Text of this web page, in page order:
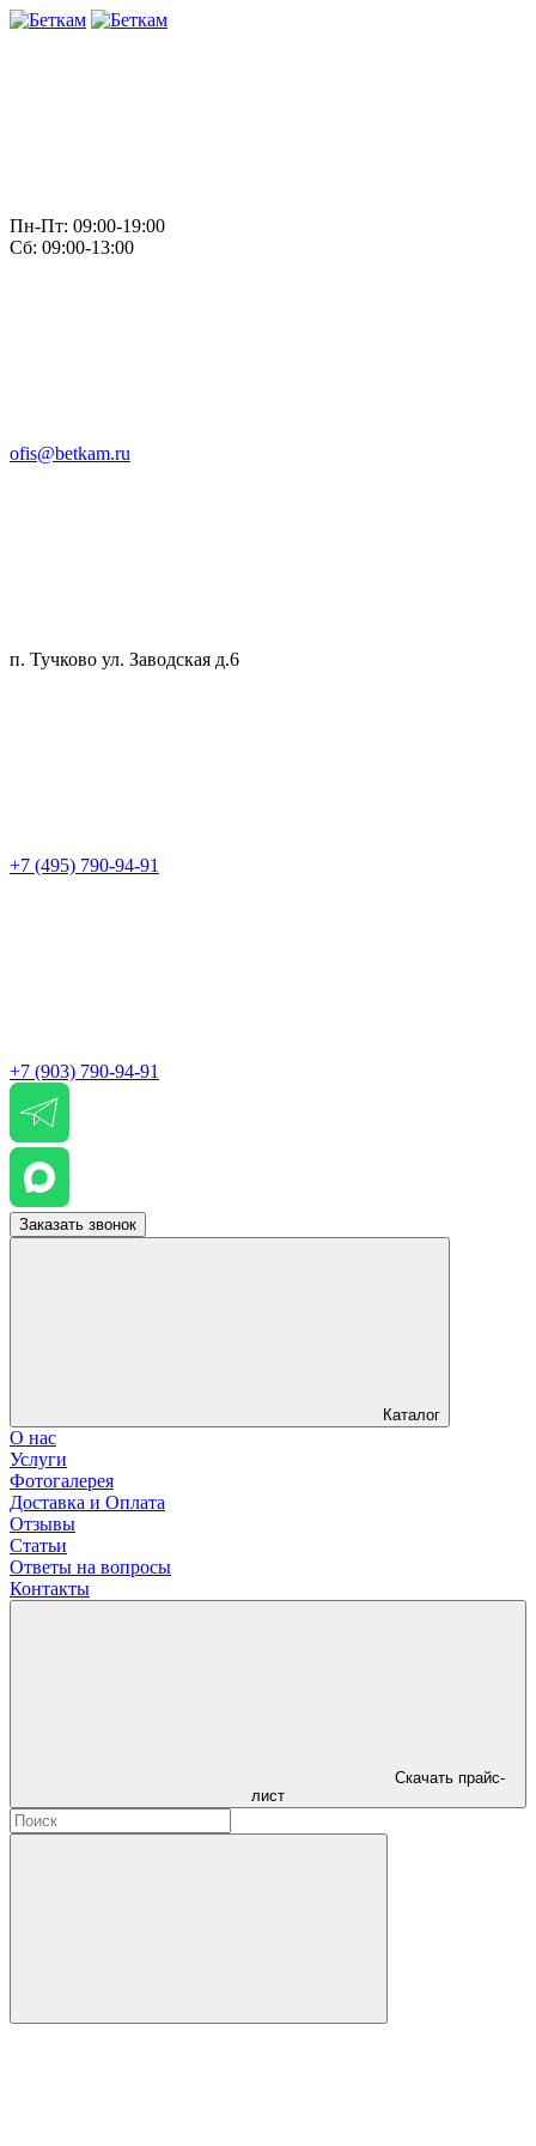
Пн-Пт: 09:00-19:00
Сб: 09:00-13:00
ofis@betkam.ru
п. Тучково ул. Заводская д.6
+7 (495) 790-94-91
+7 (903) 790-94-91
Заказать звонок
Каталог
О нас
Услуги
Фотогалерея
Доставка и Оплата
Отзывы
Статьи
Ответы на вопросы
Контакты
Скачать прайс-
лист